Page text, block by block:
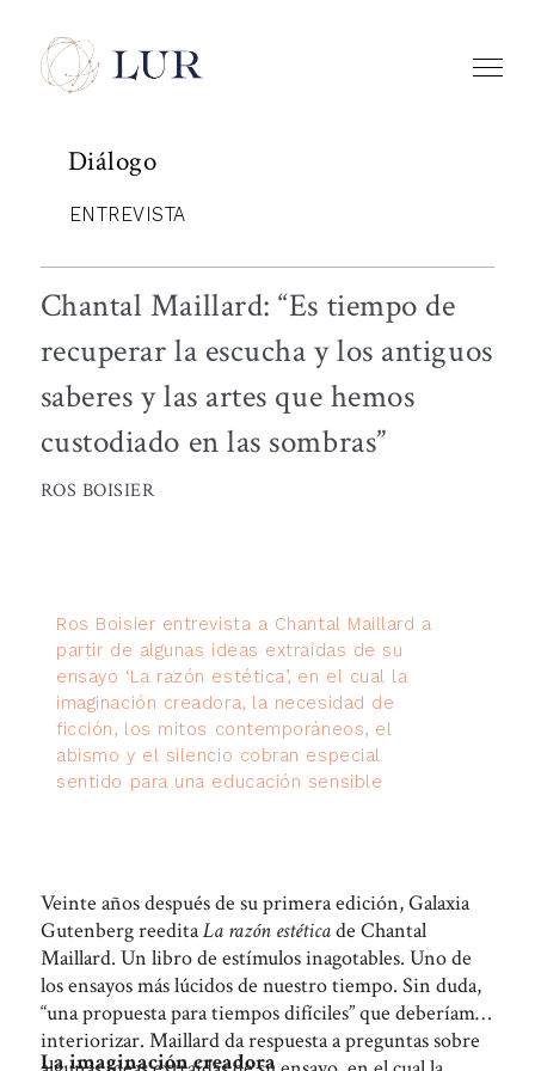
Diálogo
ENTREVISTA
Chantal Maillard: “Es tiempo de
recuperar la escucha y los antiguos
saberes y las artes que hemos
custodiado en las sombras”
ROS BOISIER
Ros Boisier entrevista a Chantal Maillard a
partir de algunas ideas extraídas de su
ensayo ‘La razón estética’, en el cual la
imaginación creadora, la necesidad de
ficción, los mitos contemporáneos, el
abismo y el silencio cobran especial
sentido para una educación sensible
Veinte años después de su primera edición, Galaxia
Gutenberg reeditaLa razón estéticade Chantal
Maillard. Un libro de estímulos inagotables. Uno de
los ensayos más lúcidos de nuestro tiempo. Sin duda,
“una propuesta para tiempos difíciles” que deberíamos
interiorizar. Maillard da respuesta a preguntas sobre
La imaginación creadora